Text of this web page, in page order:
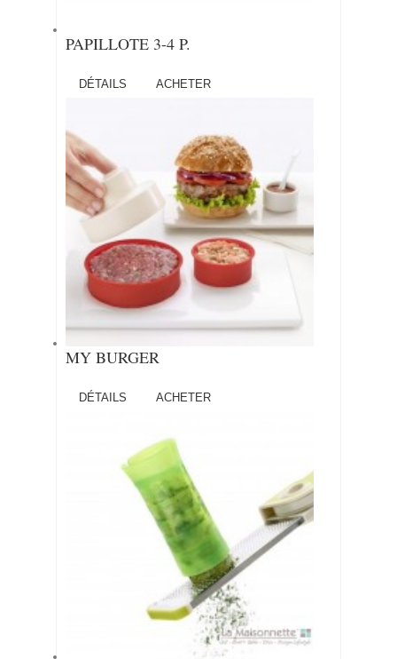
PAPILLOTE 3-4 P.
DÉTAILS ACHETER
MY BURGER
DÉTAILS ACHETER